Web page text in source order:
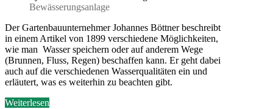
Bewässerungsanlage
Der Gartenbauunternehmer Johannes Böttner beschreibt
in einem Artikel von 1899 verschiedene Möglichkeiten,
wie man Wasser speichern oder auf anderem Wege
(Brunnen, Fluss, Regen) beschaffen kann. Er geht dabei
auch auf die verschiedenen Wasserqualitäten ein und
erläutert, was es weiterhin zu beachten gibt.
Weiterlesen